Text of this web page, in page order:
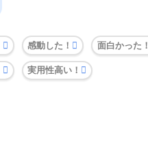
感動した！ 面白かった！
実用性高い！